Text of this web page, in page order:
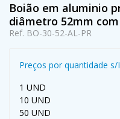
Boião em aluminio
diâmetro 52mm
Ref. BO-30-52-AL-PR
Preços por quantidade s/
1 UND
10 UND
50 UND